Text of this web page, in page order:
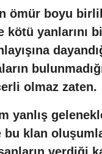
ömür boyu
kötü yanlarını
olmaz zaten.
yanlış
klan